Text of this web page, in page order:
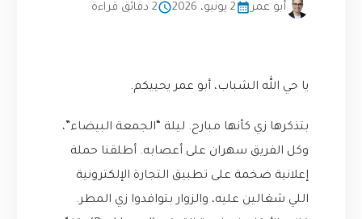
أبو عمر 2 يونيو، 2026 2 دقائق قراءة
يا حي الله الشباب، أبو عمر يحييكم.
بتذكرها زي كأنها مبارح. ليلة “الجمعة البيضاء”،
وكل الفريق سهران على أعصابه. أطلقنا حملة
إعلانية ضخمة على تطبيق التجارة الإلكترونية
اللي شغالين عليه، والزوار بتوافدوا زي المطر.